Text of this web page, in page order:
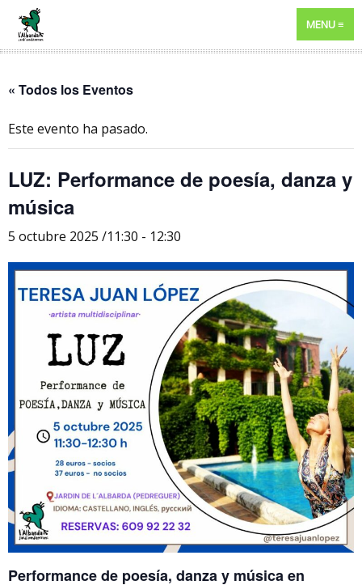
MENU
« Todos los Eventos
Este evento ha pasado.
LUZ: Performance de poesía, danza y
música
5 octubre 2025 /11:30 - 12:30
Performance de poesía, danza y música en